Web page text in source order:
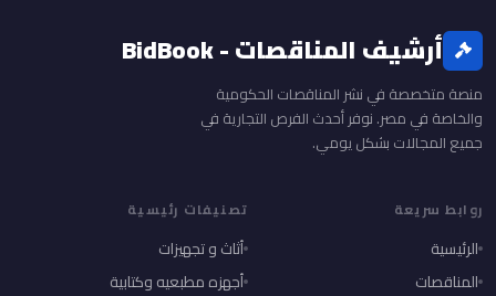
أرشيف المناقصات - BidBook
منصة متخصصة في نشر المناقصات الحكومية
والخاصة في مصر. نوفر أحدث الفرص التجارية في
جميع المجالات بشكل يومي.
روابط سريعة
الرئيسية
المناقصات
تصنيفات رئيسية
أثاث و تجهيزات
أجهزه مطبعيه وكتابية